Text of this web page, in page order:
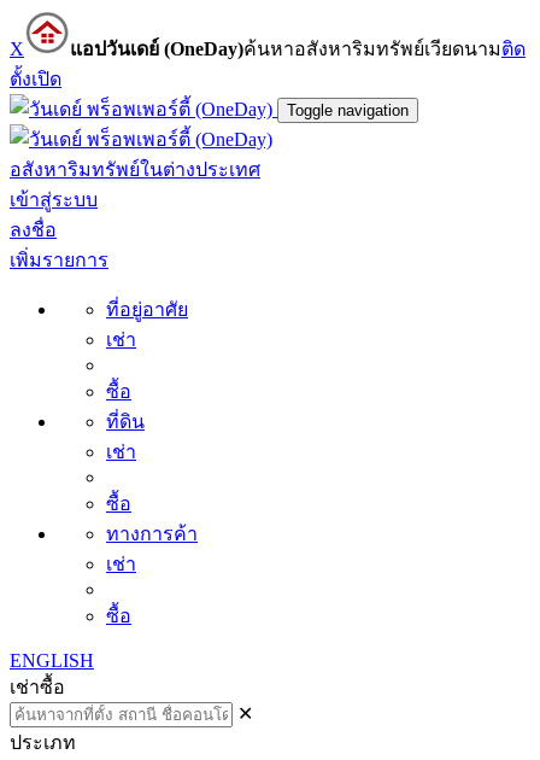
X แอปวันเดย์ (OneDay)ค้นหาอสังหาริมทรัพย์เวียดนามติด
ตั้งเปิด
Toggle navigation
อสังหาริมทรัพย์ในต่างประเทศ
เข้าสู่ระบบ
ลงชื่อ
เพิ่มรายการ
ที่อยู่อาศัย
เช่า
ซื้อ
ที่ดิน
เช่า
ซื้อ
ทางการค้า
เช่า
ซื้อ
ENGLISH
เช่าซื้อ
✕
ประเภท